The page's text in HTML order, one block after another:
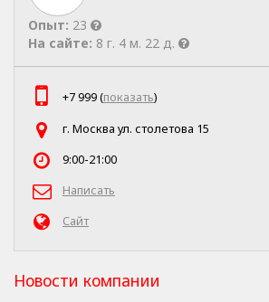
Опыт: 23
На сайте: 8 г. 4 м. 22 д.
+7 999 (показать)
г. Москва ул. столетова 15
9:00-21:00
Написать
Сайт
Новости компании